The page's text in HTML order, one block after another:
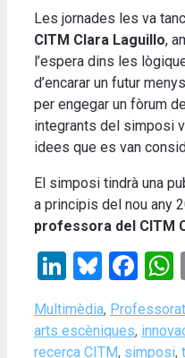
Les jornades les va
CITM Clara Laguillo,
l’espera dins les
d’encarar un futur
per engegar un fòrum
integrants del simposi
idees que es van
El simposi tindrà una
a principis del nou any
professora del CITM
LinkedIn
Categories
Multimèdia, Professorat
arts escèniques,
recerca CITM, simposi,